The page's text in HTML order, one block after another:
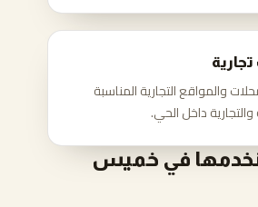
والمواقع التجارية المناسبة
داخل الحي.
نخدمها في خميس